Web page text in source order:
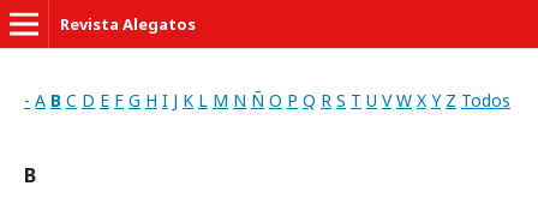
Revista Alegatos
- A B C D E F G H I J K L M N Ñ O P Q R S T U V W X Y Z Todos
B